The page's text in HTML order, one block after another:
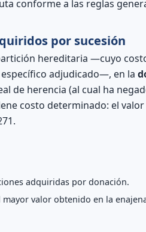
conforme a las reglas
por sucesión
hereditaria —cuyo
adjudicado—, en la
de herencia (al cual ha
costo determinado: el
adquiridas por donación.
valor obtenido en la